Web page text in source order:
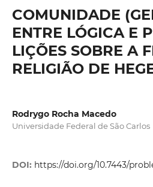
COMUNIDADE
ENTRE LÓGICA E
LIÇÕES SOBRE A
RELIGIÃO DE
Rodrygo Rocha Macedo
Universidade Federal de São Carlos
DOI: https://doi.org/10.7443/